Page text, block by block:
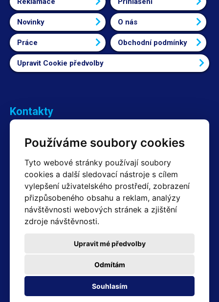
Používáme soubory cookies
Tyto webové stránky používají soubory
cookies a další sledovací nástroje s cílem
vylepšení uživatelského prostředí, zobrazení
přizpůsobeného obsahu a reklam, analýzy
návštěvnosti webových stránek a zjištění
zdroje návštěvnosti.
Souhlasím
Odmítám
Upravit mé předvolby
Novinky O nás
Práce Obchodní podmínky
Upravit Cookie předvolby
Kontakty
+420 603 357 606 +420 605 234 204
Fakturační a expediční oddělení
+420 605 259 759 (Po–Pá: 7:30 – 15:00)
Technické oddělení
+420 603 355 085 (Po–Pá: 8:00 – 16:00)
servis@hotair.cz
Platba jen v hotovosti
Adresa prodejny